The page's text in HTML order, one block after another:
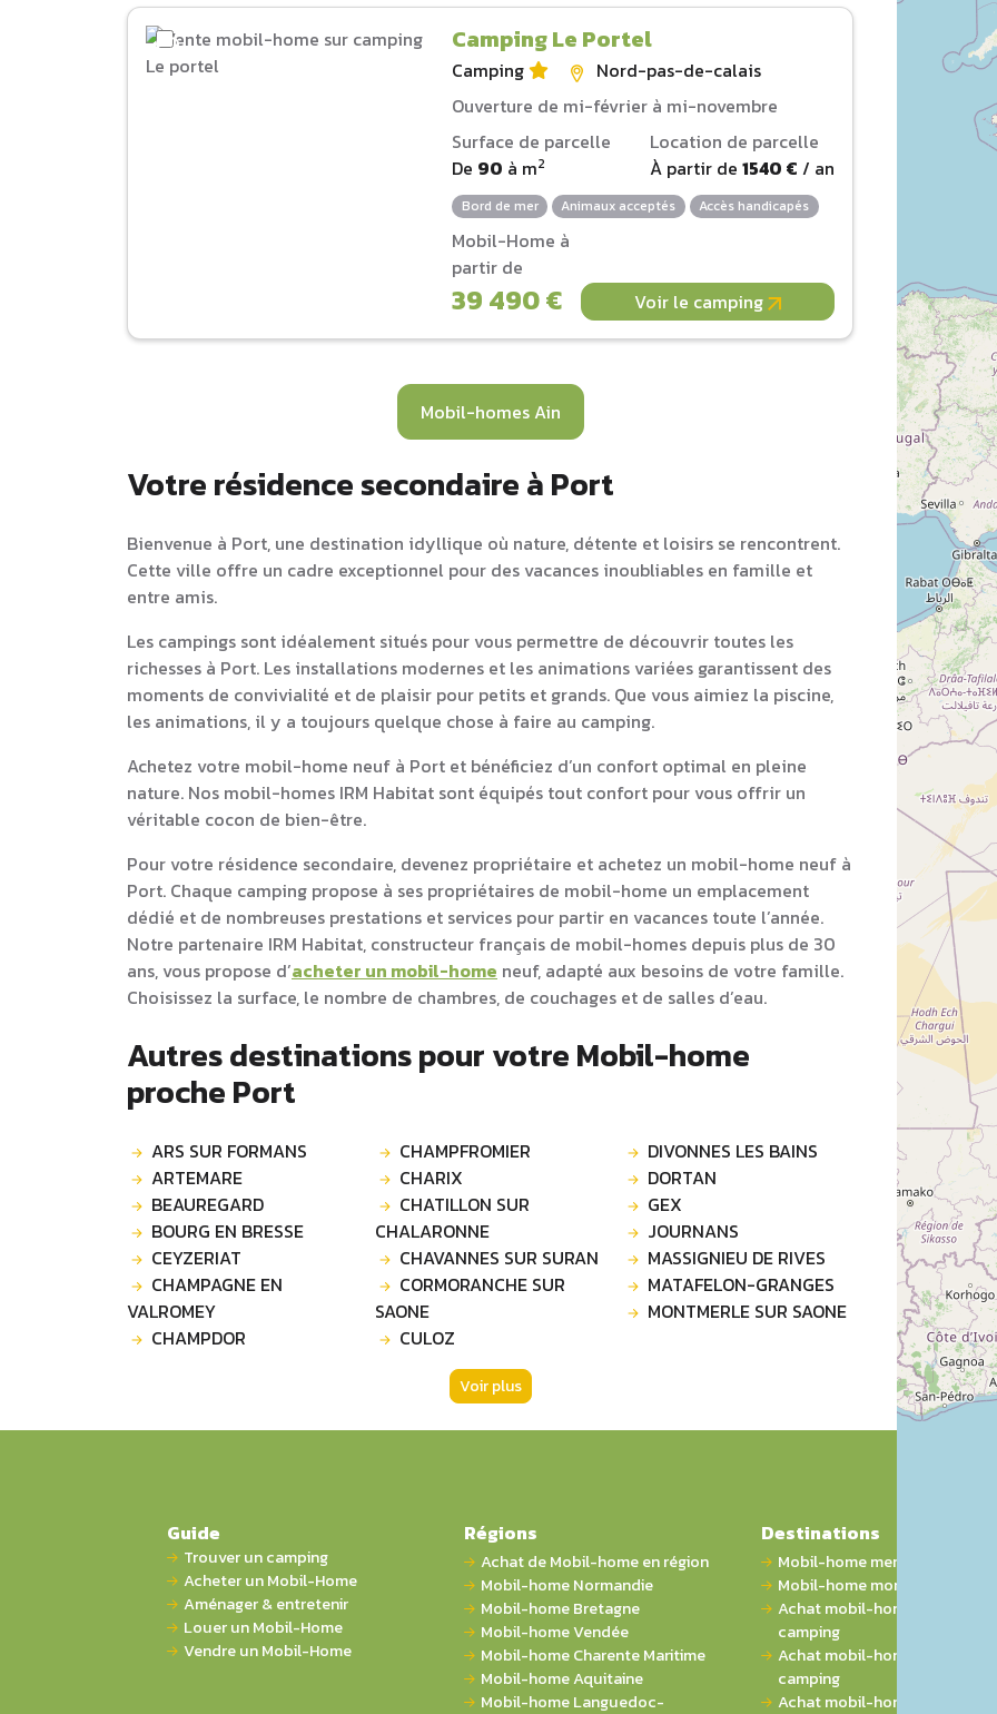
Camping Le Portel
Camping
Nord-pas-de-calais
Ouverture de mi-février à mi-novembre
Surface de parcelle
De 90 à m2
Location de parcelle
À partir de 1540 € / an
Bord de mer Animaux acceptés Accès handicapés
Mobil-Home à
partir de
39 490 € Voir le camping
Mobil-homes Ain
Votre résidence secondaire à Port
Bienvenue à Port, une destination idyllique où nature, détente et loisirs se rencontrent.
Cette ville offre un cadre exceptionnel pour des vacances inoubliables en famille et
entre amis.
Les campings sont idéalement situés pour vous permettre de découvrir toutes les
richesses à Port. Les installations modernes et les animations variées garantissent des
moments de convivialité et de plaisir pour petits et grands. Que vous aimiez la piscine,
les animations, il y a toujours quelque chose à faire au camping.
Achetez votre mobil-home neuf à Port et bénéficiez d’un confort optimal en pleine
nature. Nos mobil-homes IRM Habitat sont équipés tout confort pour vous offrir un
véritable cocon de bien-être.
Pour votre résidence secondaire, devenez propriétaire et achetez un mobil-home neuf à
Port. Chaque camping propose à ses propriétaires de mobil-home un emplacement
dédié et de nombreuses prestations et services pour partir en vacances toute l’année.
Notre partenaire IRM Habitat, constructeur français de mobil-homes depuis plus de 30
ans, vous propose d’acheter un mobil-home neuf, adapté aux besoins de votre famille.
Choisissez la surface, le nombre de chambres, de couchages et de salles d’eau.
Autres destinations pour votre Mobil-home
proche Port
ARS SUR FORMANS
ARTEMARE
BEAUREGARD
BOURG EN BRESSE
CEYZERIAT
CHAMPAGNE EN
VALROMEY
CHAMPDOR
CHAMPFROMIER
CHARIX
CHATILLON SUR
CHALARONNE
CHAVANNES SUR SURAN
CORMORANCHE SUR
SAONE
CULOZ
DIVONNES LES BAINS
DORTAN
GEX
JOURNANS
MASSIGNIEU DE RIVES
MATAFELON-GRANGES
MONTMERLE SUR SAONE
Voir plus
Guide
Trouver un camping
Acheter un Mobil-Home
Aménager & entretenir
Louer un Mobil-Home
Vendre un Mobil-Home
Régions
Achat de Mobil-home en région
Mobil-home Normandie
Mobil-home Bretagne
Mobil-home Vendée
Mobil-home Charente Maritime
Mobil-home Aquitaine
Mobil-home Languedoc-
Destinations
Mobil-home mer
Mobil-home montagne
Achat mobil-home 1 chambre
camping
Achat mobil-home 2
camping
Achat mobil-home 3